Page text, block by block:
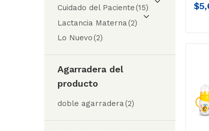
Cuidado del Paciente(15)
Lactancia Materna(2)
Lo Nuevo(2)
Agarradera del
producto
doble agarradera(2)
$